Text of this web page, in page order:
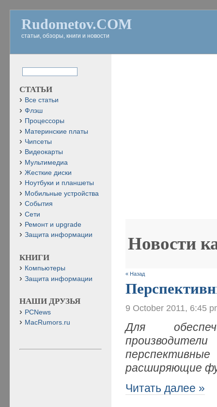
Rudometov.COM
статьи, обзоры, книги и новости
Новости
« Назад
9 October 2011, 6:45
Для
расширяющие
Читать далее »
СТАТЬИ
Все статьи
Флэш
Процессоры
Материнские платы
Чипсеты
Видеокарты
Мультимедиа
Жесткие диски
Ноутбуки и планшеты
Мобильные устройства
События
Сети
Ремонт и upgrade
Защита информации
КНИГИ
Компьютеры
Защита информации
НАШИ ДРУЗЬЯ
PCNews
MacRumors.ru